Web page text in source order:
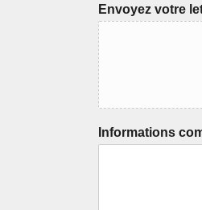
Envoyez votre
Informations